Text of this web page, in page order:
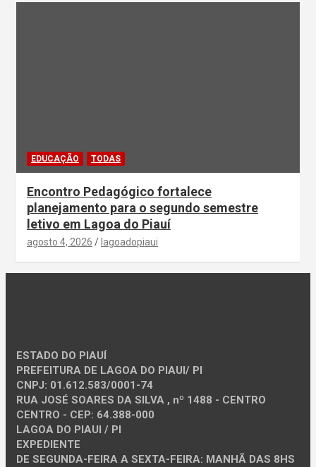
EDUCAÇÃO TODAS
Encontro Pedagógico fortalece
planejamento para o segundo semestre
letivo em Lagoa do Piauí
agosto 4, 2026 lagoadopiaui
ESTADO DO PIAUÍ
PREFEITURA DE LAGOA DO PIAUI/ PI
CNPJ: 01.612.583/0001-74
RUA JOSÉ SOARES DA SILVA , nº 1488 - CENTRO
CENTRO - CEP: 64.388-000
LAGOA DO PIAUI / PI
EXPEDIENTE
DE SEGUNDA-FEIRA A SEXTA-FEIRA: MANHÃ DAS 8HS